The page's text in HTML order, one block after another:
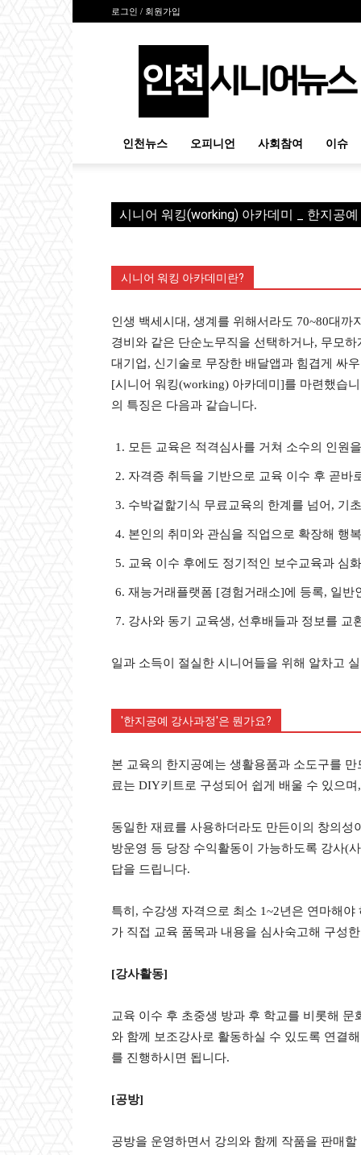
로그인 / 회원가입
시
인천뉴스 오피니언 사회참여 이슈
시니어 워킹(working) 아카데미 _ 한지공
시니어 워킹 아카데미란?
인생 백세시대, 생계를 위해서라도 70~80대
경비와 같은 단순노무직을 선택하거나, 무모
대기업, 신기술로 무장한 배달앱과 힘겹게 싸
[시니어 워킹(working) 아카데미]를 마련했습
의 특징은 다음과 같습니다.
모든 교육은 적격심사를 거쳐 소수의 인원
자격증 취득을 기반으로 교육 이수 후 곧바
수박겉핥기식 무료교육의 한계를 넘어, 기
본인의 취미와 관심을 직업으로 확장해 행
교육 이수 후에도 정기적인 보수교육과 심
재능거래플랫폼 [경험거래소]에 등록, 일
강사와 동기 교육생, 선후배들과 정보를 교
일과 소득이 절실한 시니어들을 위해 알차고
'한지공예 강사과정'은 뭔가요?
본 교육의 한지공예는 생활용품과 소도구를
료는 DIY키트로 구성되어 쉽게 배울 수 있으
동일한 재료를 사용하더라도 만든이의 창의
방운영 등 당장 수익활동이 가능하도록 강사(
답을 드립니다.
특히, 수강생 자격으로 최소 1~2년은 연마해
가 직접 교육 품목과 내용을 심사숙고해 구성
[강사활동]
교육 이수 후 초중생 방과 후 학교를 비롯해
와 함께 보조강사로 활동하실 수 있도록 연결
를 진행하시면 됩니다.
[공방]
공방을 운영하면서 강의와 함께 작품을 판매